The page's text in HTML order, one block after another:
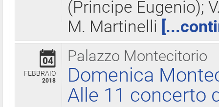
(Principe Eugenio);
M. Martinelli
Palazzo Montecitorio
04
FEBBRAIO
2018
Domenica
Alle 11 concerto